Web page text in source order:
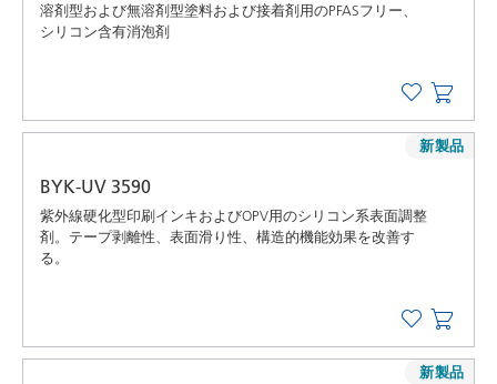
溶剤型および無溶剤型塗料および接着剤用のPFASフリー、
シリコン含有消泡剤
BYK-UV 3590
紫外線硬化型印刷インキおよびOPV用のシリコン系表面調整
剤。テープ剥離性、表面滑り性、構造的機能効果を改善す
る。
新製品
新製品